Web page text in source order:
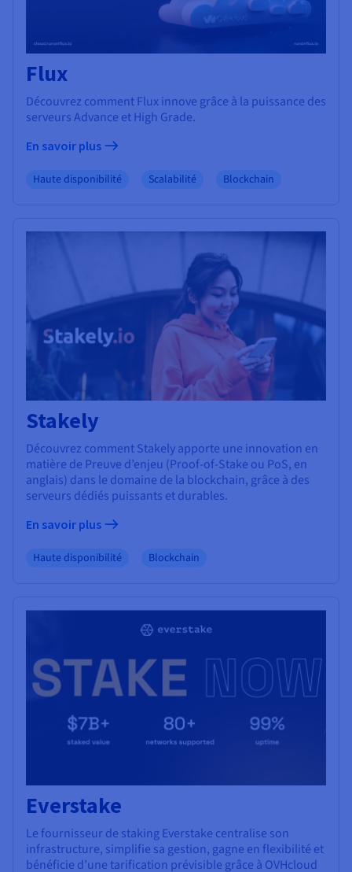
Flux
Découvrez comment Flux innove grâce à la puissance des
serveurs Advance et High Grade.
En savoir plus
Haute disponibilité Scalabilité Blockchain
Stakely
Découvrez comment Stakely apporte une innovation en
matière de Preuve d’enjeu (Proof-of-Stake ou PoS, en
anglais) dans le domaine de la blockchain, grâce à des
serveurs dédiés puissants et durables.
En savoir plus
Haute disponibilité Blockchain
Everstake
Le fournisseur de staking Everstake centralise son
infrastructure, simplifie sa gestion, gagne en flexibilité et
bénéficie d’une tarification prévisible grâce à OVHcloud